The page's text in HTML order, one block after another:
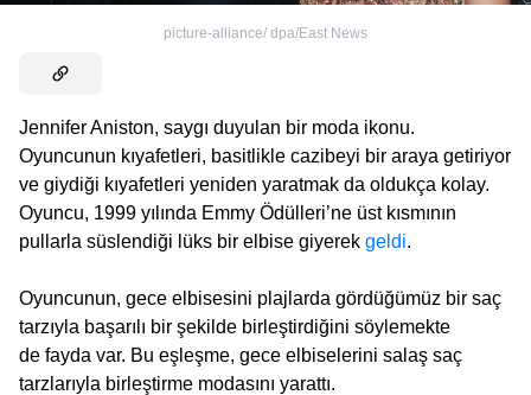
picture-alliance/ dpa/East News
Jennifer Aniston, saygı duyulan bir moda ikonu.
Oyuncunun kıyafetleri, basitlikle cazibeyi bir araya getiriyor
ve giydiği kıyafetleri yeniden yaratmak da oldukça kolay.
Oyuncu, 1999 yılında Emmy Ödülleri’ne üst kısmının
pullarla süslendiği lüks bir elbise giyerek geldi.
Oyuncunun, gece elbisesini plajlarda gördüğümüz bir saç
tarzıyla başarılı bir şekilde birleştirdiğini söylemekte
de fayda var. Bu eşleşme, gece elbiselerini salaş saç
tarzlarıyla birleştirme modasını yarattı.